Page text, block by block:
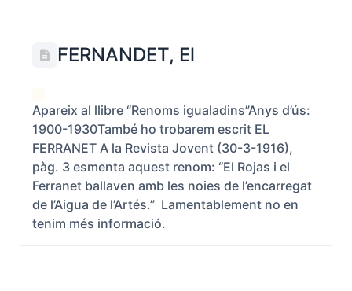
FERNANDET, El
Apareix al llibre “Renoms igualadins”Anys d’ús:
1900-1930També ho trobarem escrit EL
FERRANET A la Revista Jovent (30-3-1916),
pàg. 3 esmenta aquest renom: “El Rojas i el
Ferranet ballaven amb les noies de l’encarregat
de l’Aigua de l’Artés.” Lamentablement no en
tenim més informació.